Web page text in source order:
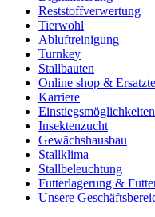
Reststoffverwertung
Tierwohl
Abluftreinigung
Turnkey
Stallbauten
Online shop &
Karriere
Einstiegsmöglichkeiten
Insektenzucht
Gewächshausbau
Stallklima
Stallbeleuchtung
Futterlagerung &
Unsere